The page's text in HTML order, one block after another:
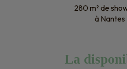
280 m² de
à Nantes
La